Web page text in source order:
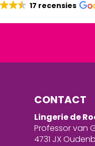
17 recensies
CONTACT
Lingerie de
Professor van
4731 JX